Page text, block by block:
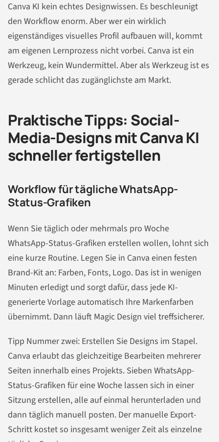
Canva KI kein echtes Designwissen. Es beschleunigt
den Workflow enorm. Aber wer ein wirklich
eigenständiges visuelles Profil aufbauen will, kommt
am eigenen Lernprozess nicht vorbei. Canva ist ein
Werkzeug, kein Wundermittel. Aber als Werkzeug ist es
gerade schlicht das zugänglichste am Markt.
Praktische Tipps: Social-
Media-Designs mit Canva KI
schneller fertigstellen
Workflow für tägliche WhatsApp-
Status-Grafiken
Wenn Sie täglich oder mehrmals pro Woche
WhatsApp-Status-Grafiken erstellen wollen, lohnt sich
eine kurze Routine. Legen Sie in Canva einen festen
Brand-Kit an: Farben, Fonts, Logo. Das ist in wenigen
Minuten erledigt und sorgt dafür, dass jede KI-
generierte Vorlage automatisch Ihre Markenfarben
übernimmt. Dann läuft Magic Design viel treffsicherer.
Tipp Nummer zwei: Erstellen Sie Designs im Stapel.
Canva erlaubt das gleichzeitige Bearbeiten mehrerer
Seiten innerhalb eines Projekts. Sieben WhatsApp-
Status-Grafiken für eine Woche lassen sich in einer
Sitzung erstellen, alle auf einmal herunterladen und
dann täglich manuell posten. Der manuelle Export-
Schritt kostet so insgesamt weniger Zeit als einzelne